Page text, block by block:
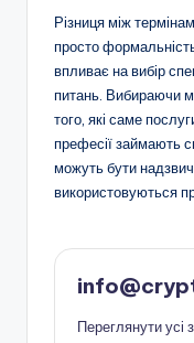
Різниця між
просто
впливає на вибір
питань. Вибираючи
того, які саме
префесії займають
можуть бути
використовуються
Переглянути усі